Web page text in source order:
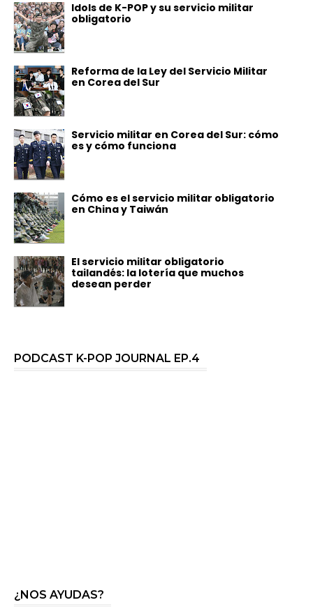
Idols de K-POP y su servicio militar
obligatorio
Reforma de la Ley del Servicio Militar
en Corea del Sur
Servicio militar en Corea del Sur: cómo
es y cómo funciona
Cómo es el servicio militar obligatorio
en China y Taiwán
El servicio militar obligatorio
tailandés: la lotería que muchos
desean perder
PODCAST K-POP JOURNAL EP.4
¿NOS AYUDAS?